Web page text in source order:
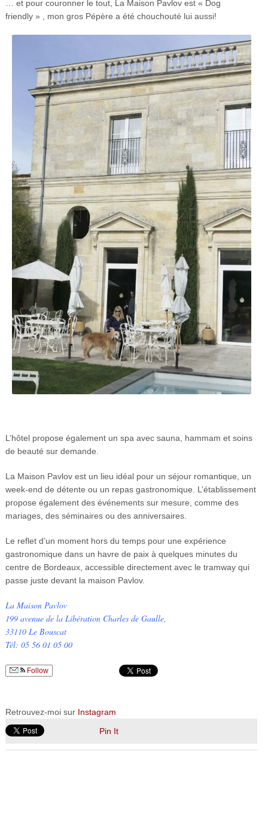
… et pour couronner le tout, La Maison Pavlov est « Dog
friendly » , mon gros Pépère a été chouchouté lui aussi!
L’hôtel propose également un spa avec sauna, hammam et soins
de beauté sur demande.
La Maison Pavlov est un lieu idéal pour un séjour romantique, un
week-end de détente ou un repas gastronomique. L’établissement
propose également des événements sur mesure, comme des
mariages, des séminaires ou des anniversaires.
Le reflet d’un moment hors du temps pour une expérience
gastronomique dans un havre de paix à quelques minutes du
centre de Bordeaux, accessible directement avec le tramway qui
passe juste devant la maison Pavlov.
La Maison Pavlov
199 avenue de la Libération Charles de Gaulle,
33110 Le Bouscat
Tél: 05 56 01 05 00
Follow
Retrouvez-moi sur Instagram
Pin It